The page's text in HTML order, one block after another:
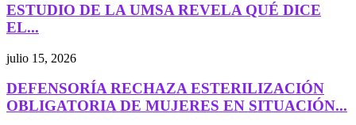
ESTUDIO DE LA UMSA REVELA QUÉ DICE
EL...
julio 15, 2026
DEFENSORÍA RECHAZA ESTERILIZACIÓN
OBLIGATORIA DE MUJERES EN SITUACIÓN...